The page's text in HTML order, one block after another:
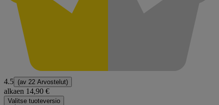
4.5 (av 22 Arvostelut)
alkaen 14,90 €
Valitse tuoteversio